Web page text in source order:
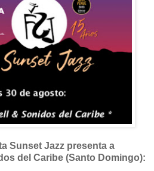
Sunset Jazz presenta a
del Caribe (Santo Domingo):